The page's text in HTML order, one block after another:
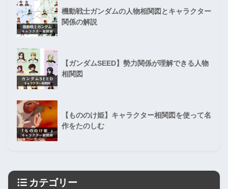
機動戦士ガンダムの人物相関図とキャラクター
関係の解説
【ガンダムSEED】勢力関係が理解できる人物
相関図
【もののけ姫】キャラクター相関図を使って名
作をたのしむ
カテゴリー